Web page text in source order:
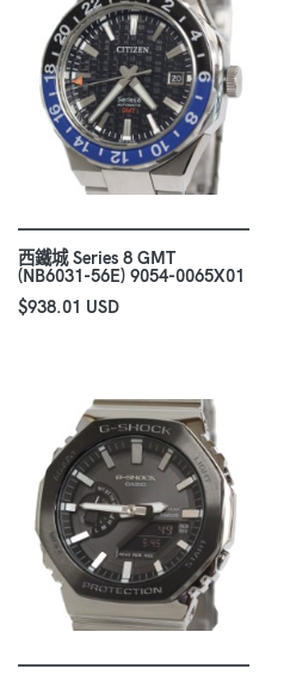
西鐵城 Series 8 GMT
(NB6031-56E) 9054-0065X01
$938.01 USD